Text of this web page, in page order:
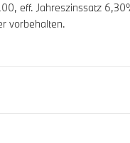
, eff. Jahreszinssatz 6,30
vorbehalten.